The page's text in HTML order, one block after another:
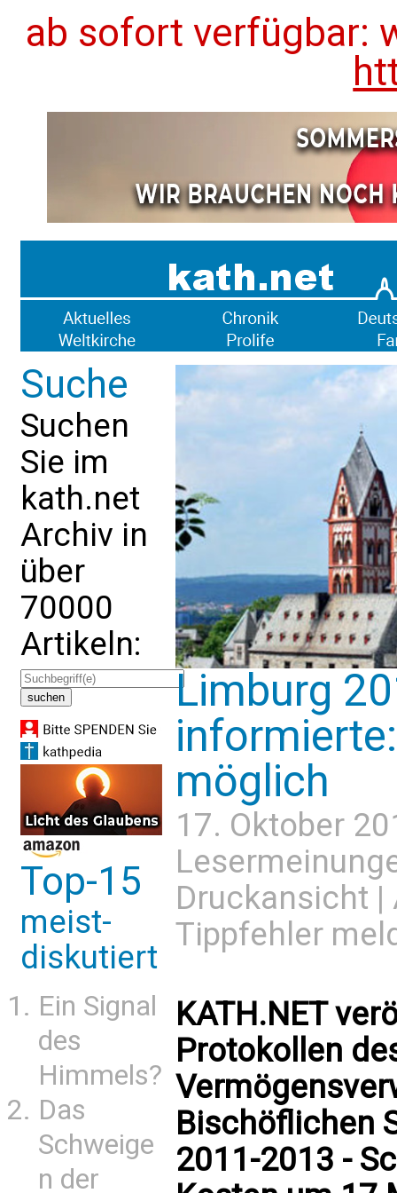
ab sofort verfügbar:
Suche
Suchen
Sie im
kath.net
Archiv in
über
70000
Artikeln:
Top-15
meist-
diskutiert
Ein Signal
des
Himmels?
Das
Schweige
n der
Limburg
möglich
17. Oktober
Druckansicht |
Tippfehler
KATH.NET
Protokollen
Bischöflichen
2011-2013 -